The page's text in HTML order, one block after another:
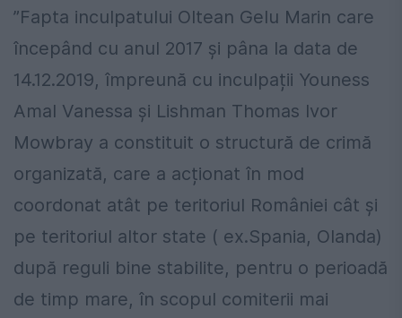
”Fapta inculpatului Oltean Gelu Marin care
începând cu anul 2017 și pâna la data de
14.12.2019, împreună cu inculpații Youness
Amal Vanessa și Lishman Thomas Ivor
Mowbray a constituit o structură de crimă
organizată, care a acționat în mod
coordonat atât pe teritoriul României cât și
pe teritoriul altor state ( ex.Spania, Olanda)
după reguli bine stabilite, pentru o perioadă
de timp mare, în scopul comiterii mai